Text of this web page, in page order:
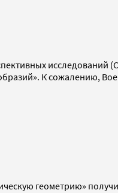
исследований
К сожалению,
геометрию»